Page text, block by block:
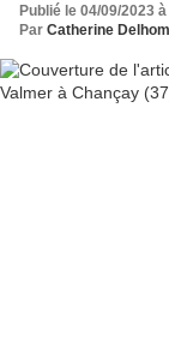
Publié le 04/09/2023
Par Catherine Delhom